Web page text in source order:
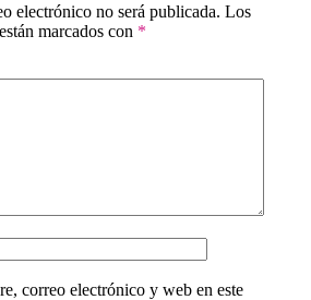
electrónico no será publicada. Los
marcados con *
correo electrónico y web en este